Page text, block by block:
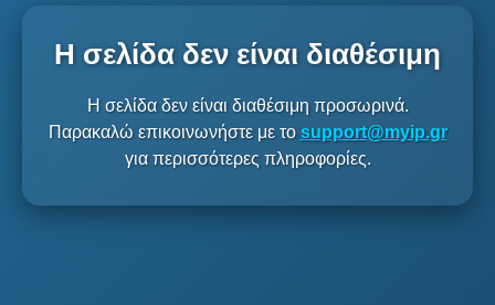
Η σελίδα δεν είναι διαθέσιμη
Η σελίδα δεν είναι διαθέσιμη προσωρινά.
Παρακαλώ επικοινωνήστε με το support@myip.gr
για περισσότερες πληροφορίες.